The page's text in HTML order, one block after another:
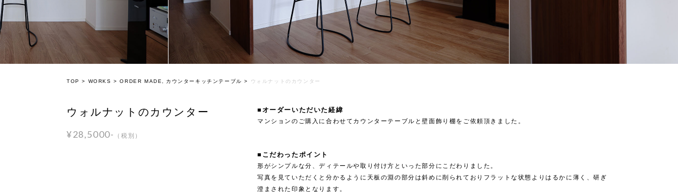
TOP > WORKS >ORDER MADE カウンター キッチンテーブル > ウォルナットのカウンター
ウォルナットのカウンター
¥28,5000- （税別）
■オーダーいただいた経緯
マンションのご購入に合わせてカウンターテーブルと壁面飾り棚をご依頼頂きました。
■こだわったポイント
形がシンプルな分、ディテールや取り付け方といった部分にこだわりました。
写真を見ていただくと分かるように天板の淵の部分は斜めに削られておりフラットな状態よりはるかに薄く、研ぎ
澄まされた印象となります。